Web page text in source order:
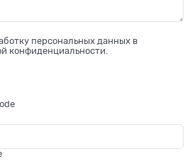
персональных данных в
конфиденциальности